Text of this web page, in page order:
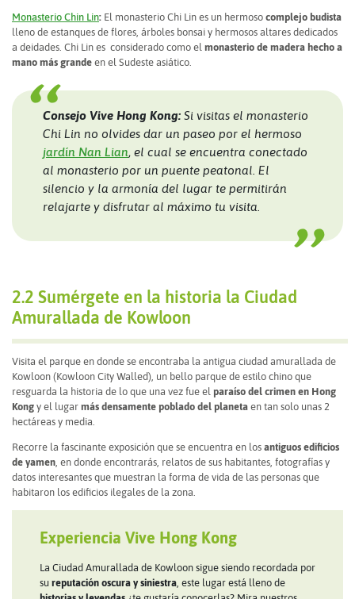
Monasterio Chin Lin: El monasterio Chi Lin es un hermoso complejo budista
lleno de estanques de flores, árboles bonsai y hermosos altares dedicados
a deidades. Chi Lin es considerado como el monasterio de madera hecho a
mano más grande en el Sudeste asiático.
Consejo Vive Hong Kong: Si visitas el monasterio
Chi Lin no olvides dar un paseo por el hermoso
jardín Nan Lian, el cual se encuentra conectado
al monasterio por un puente peatonal. El
silencio y la armonía del lugar te permitirán
relajarte y disfrutar al máximo tu visita.
2.2 Sumérgete en la historia la Ciudad
Amurallada de Kowloon
Visita el parque en donde se encontraba la antigua ciudad amurallada de
Kowloon (Kowloon City Walled), un bello parque de estilo chino que
resguarda la historia de lo que una vez fue el paraíso del crimen en Hong
Kong y el lugar más densamente poblado del planeta en tan solo unas 2
hectáreas y media.
Recorre la fascinante exposición que se encuentra en los antiguos edificios
de yamen, en donde encontrarás, relatos de sus habitantes, fotografías y
datos interesantes que muestran la forma de vida de las personas que
habitaron los edificios ilegales de la zona.
Experiencia Vive Hong Kong
La Ciudad Amurallada de Kowloon sigue siendo recordada por
su reputación oscura y siniestra, este lugar está lleno de